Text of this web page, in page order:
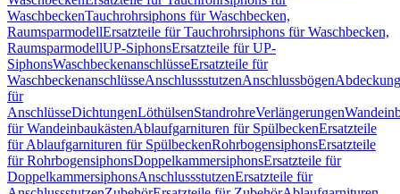
WaschbeckenTauchrohrsiphons für Waschbecken,
RaumsparmodellErsatzteile für Tauchrohrsiphons für Waschbecken,
RaumsparmodellUP-SiphonsErsatzteile für UP-
SiphonsWaschbeckenanschlüsseErsatzteile für
WaschbeckenanschlüsseAnschlussstutzenAnschlussbögen
für
AnschlüsseDichtungenLöthülsenStandrohreVerlängerungen
für WandeinbaukästenAblaufgarnituren für SpülbeckenErsatzteile
für Ablaufgarnituren für SpülbeckenRohrbogensiphonsErsatzteile
für RohrbogensiphonsDoppelkammersiphonsErsatzteile für
DoppelkammersiphonsAnschlussstutzenErsatzteile für